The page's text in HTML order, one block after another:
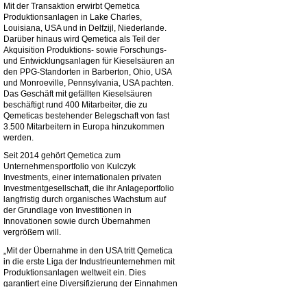
Mit der Transaktion erwirbt Qemetica
Produktionsanlagen in Lake Charles,
Louisiana, USA und in Delfzijl, Niederlande.
Darüber hinaus wird Qemetica als Teil der
Akquisition Produktions- sowie Forschungs-
und Entwicklungsanlagen für Kieselsäuren an
den PPG-Standorten in Barberton, Ohio, USA
und Monroeville, Pennsylvania, USA pachten.
Das Geschäft mit gefällten Kieselsäuren
beschäftigt rund 400 Mitarbeiter, die zu
Qemeticas bestehender Belegschaft von fast
3.500 Mitarbeitern in Europa hinzukommen
werden.
Seit 2014 gehört Qemetica zum
Unternehmensportfolio von Kulczyk
Investments, einer internationalen privaten
Investmentgesellschaft, die ihr Anlageportfolio
langfristig durch organisches Wachstum auf
der Grundlage von Investitionen in
Innovationen sowie durch Übernahmen
vergrößern will.
„Mit der Übernahme in den USA tritt Qemetica
in die erste Liga der Industrieunternehmen mit
Produktionsanlagen weltweit ein. Dies
garantiert eine Diversifizierung der Einnahmen